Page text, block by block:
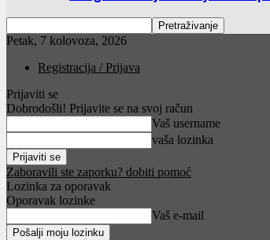
Petak, 7 kolovoza, 2026
Registracija / Prijava
Prijaviti se
Dobrodošli! Prijavite se na svoj račun
Vaš username
vaša lozinka
Zaboravili ste zaporku? dobiti pomoć
Lozinka za oporavak
Oporavak lozinke
Vaš e-mail